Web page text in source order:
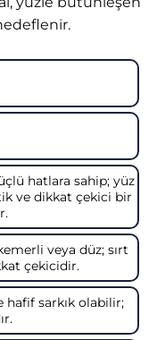
hatlara sahip; yüz
ve dikkat çekici bir
veya düz; sırt
çekicidir.
hafif sarkık olabilir;